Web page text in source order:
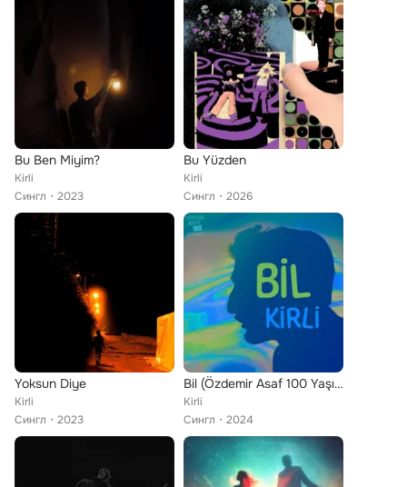
Bu Ben Miyim?
Kirli
Сингл
2023
Bu Yüzden
Kirli
Сингл
2026
Yoksun Diye
Kirli
Сингл
2023
Bil (Özdemir Asaf 100 Yaşında)
Kirli
Сингл
2024